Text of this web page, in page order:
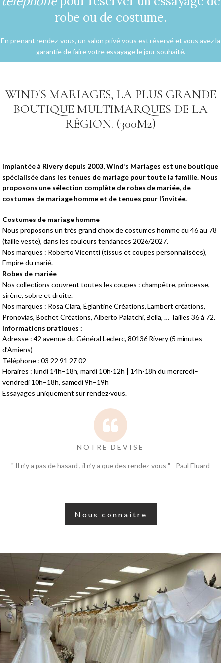
robe ou de costume.
En prenant rendez-vous, un salon privé vous est réservé et vous avez la
garantie de faire votre essayage le jour souhaité.
WIND'S MARIAGES, LA PLUS GRANDE
BOUTIQUE MULTIMARQUES DE LA
RÉGION. (300M2)
Implantée à Rivery depuis 2003, Wind’s Mariages est une boutique
spécialisée dans les tenues de mariage pour toute la famille. Nous
proposons une sélection complète de robes de mariée, de
costumes de mariage homme et de tenues pour l’invitée.
Costumes de mariage homme
Nous proposons un très grand choix de costumes homme du 46 au 78
(taille veste), dans les couleurs tendances 2026/2027.
Nos marques : Roberto Vicentti (tissus et coupes personnalisées),
Empire du marié.
Robes de mariée
Nos collections couvrent toutes les coupes : champêtre, princesse,
sirène, sobre et droite.
Nos marques : Rosa Clara, Églantine Créations, Lambert créations,
Pronovias, Bochet Créations, Alberto Palatchi, Bella, … Tailles 36 à 72.
Informations pratiques :
Adresse : 42 avenue du Général Leclerc, 80136 Rivery (5 minutes
d’Amiens)
Téléphone : 03 22 91 27 02
Horaires : lundi 14h–18h, mardi 10h-12h | 14h-18h du mercredi–
vendredi 10h–18h, samedi 9h–19h
Essayages uniquement sur rendez-vous.
NOTRE DEVISE
" Il n’y a pas de hasard , il n’y a que des rendez-vous " - Paul Eluard
Nous connaitre